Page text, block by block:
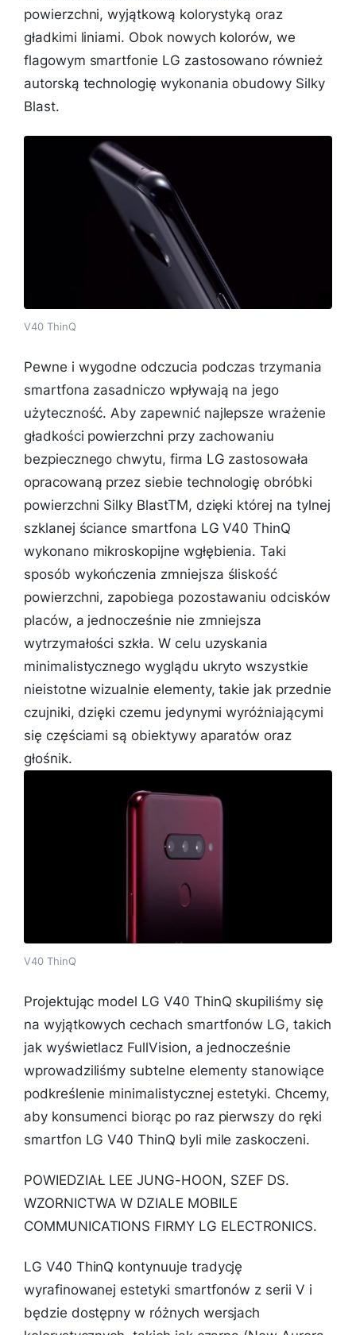
powierzchni, wyjątkową kolorystyką oraz
gładkimi liniami. Obok nowych kolorów, we
flagowym smartfonie LG zastosowano również
autorską technologię wykonania obudowy Silky
Blast.
V40 ThinQ
Pewne i wygodne odczucia podczas trzymania
smartfona zasadniczo wpływają na jego
użyteczność. Aby zapewnić najlepsze wrażenie
gładkości powierzchni przy zachowaniu
bezpiecznego chwytu, firma LG zastosowała
opracowaną przez siebie technologię obróbki
powierzchni Silky BlastTM, dzięki której na tylnej
szklanej ściance smartfona LG V40 ThinQ
wykonano mikroskopijne wgłębienia. Taki
sposób wykończenia zmniejsza śliskość
powierzchni, zapobiega pozostawaniu odcisków
placów, a jednocześnie nie zmniejsza
wytrzymałości szkła. W celu uzyskania
minimalistycznego wyglądu ukryto wszystkie
nieistotne wizualnie elementy, takie jak przednie
czujniki, dzięki czemu jedynymi wyróżniającymi
się częściami są obiektywy aparatów oraz
głośnik.
V40 ThinQ
Projektując model LG V40 ThinQ skupiliśmy się
na wyjątkowych cechach smartfonów LG, takich
jak wyświetlacz FullVision, a jednocześnie
wprowadziliśmy subtelne elementy stanowiące
podkreślenie minimalistycznej estetyki. Chcemy,
aby konsumenci biorąc po raz pierwszy do ręki
smartfon LG V40 ThinQ byli mile zaskoczeni.
POWIEDZIAŁ LEE JUNG-HOON, SZEF DS.
WZORNICTWA W DZIALE MOBILE
COMMUNICATIONS FIRMY LG ELECTRONICS.
LG V40 ThinQ kontynuuje tradycję
wyrafinowanej estetyki smartfonów z serii V i
będzie dostępny w różnych wersjach